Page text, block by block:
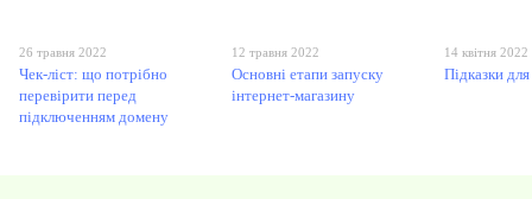
26 травня 2022
Чек-ліст: що потрібно
перевірити перед
підключенням домену
12 травня 2022
Основні етапи запуску
інтернет-магазину
14 квітня 2022
Підказки